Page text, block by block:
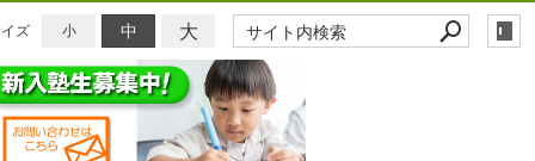
ズ 小 中 大